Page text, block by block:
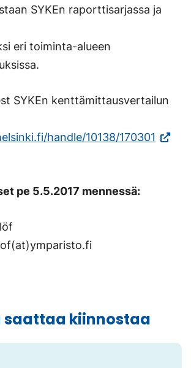
SYKEn raporttisarjassa ja
eri toiminta-alueen
SYKEn kenttämittausvertailun
handle/10138/170301
pe 5.5.2017 mennessä:
saattaa kiinnostaa